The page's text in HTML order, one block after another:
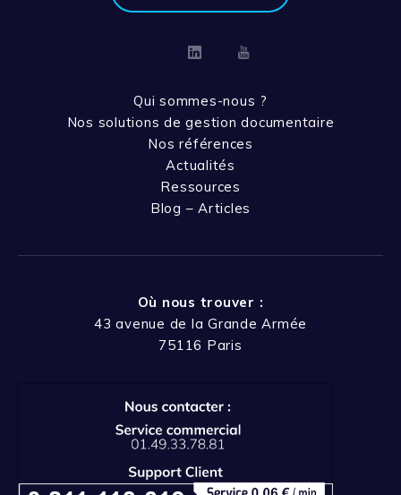
LinkedinYoutube
Qui sommes-nous ?
Nos solutions de gestion documentaire
Nos références
Actualités
Ressources
Blog – Articles
Où nous trouver :
43 avenue de la Grande Armée
75116 Paris